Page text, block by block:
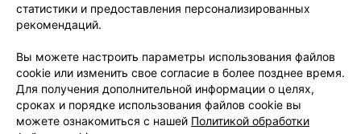
Пользовательское соглашение
Связаться по вопросам сотрудничества
Написать руководителю relax.by
Персональные настройки cookie
Обработка персональных данных
статистики и предоставления персонализированных
рекомендаций.
Вы можете настроить параметры использования файлов
cookie или изменить свое согласие в более позднее время.
Для получения дополнительной информации о целях,
сроках и порядке использования файлов cookie вы
можете ознакомиться с нашей Политикой обработки